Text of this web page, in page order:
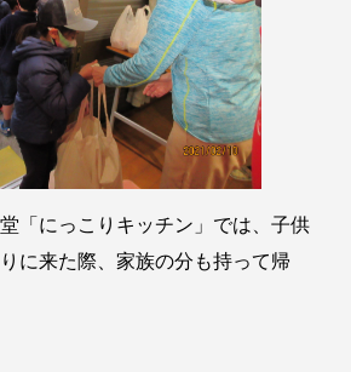
「にっこりキッチン」では、子供
に来た際、家族の分も持って帰